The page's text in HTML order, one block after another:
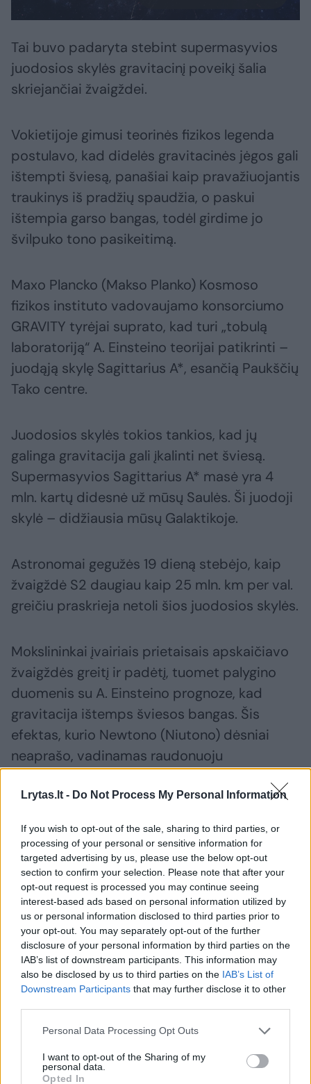
Lrytas.lt - Do Not Process My Personal Information
If you wish to opt-out of the sale, sharing to third parties, or
processing of your personal or sensitive information for
targeted advertising by us, please use the below opt-out
section to confirm your selection. Please note that after your
opt-out request is processed you may continue seeing
interest-based ads based on personal information utilized by
us or personal information disclosed to third parties prior to
your opt-out. You may separately opt-out of the further
disclosure of your personal information by third parties on the
IAB’s list of downstream participants. This information may
also be disclosed by us to third parties on the IAB’s List of
Downstream Participants that may further disclose it to other
Personal Data Processing Opt Outs
I want to opt-out of the Sharing of my
personal data.
Opted In
Tai buvo padaryta stebint supermasyvios
juodosios skylės gravitacinį poveikį šalia
skriejančiai žvaigždei.
Vokietijoje gimusi teorinės fizikos legenda
postulavo, kad didelės gravitacinės jėgos gali
ištempti šviesą, panašiai kaip pravažiuojantis
traukinys iš pradžių spaudžia, o paskui
ištempia garso bangas, todėl girdime jo
švilpuko tono pasikeitimą.
Maxo Plancko (Makso Planko) Kosmoso
fizikos instituto vadovaujamo konsorciumo
GRAVITY tyrėjai suprato, kad turi „tobulą
laboratoriją“ A. Einsteino teorijai patikrinti –
juodąją skylę Sagittarius A*, esančią Paukščių
Tako centre.
Juodosios skylės tokios tankios, kad jų
galinga gravitacija gali įkalinti net šviesą.
Supermasyvios Sagittarius A* masė yra 4
mln. kartų didesnė už mūsų Saulės. Ši juodoji
skylė – didžiausia mūsų Galaktikoje.
Astronomai gegužės 19 dieną stebėjo, kaip
žvaigždė S2 daugiau kaip 25 mln. km per val.
greičiu praskrieja netoli šios juodosios skylės.
Mokslininkai įvairiais prietaisais apskaičiavo
žvaigždės greitį ir padėtį, tuomet palygino
duomenis su A. Einsteino prognoze, kad
gravitacija ištemps šviesos bangas. Šis
efektas, kurio Newtono (Niutono) dėsniai
neaprašo, vadinamas raudonuoju
„Rezultatai tobulai atitinka Bendrąją
reliatyvumo teoriją“ ir yra „didelis proveržis,
siekiant geriau suprasti stiprių gravitacinių
laukų poveikį“, pažymėjo tyrėjų komanda. Šio
tyrimo išvados skelbiamos penktadienį
pasirodžiusiame žurnalo „Astronomy &
Astrophysics“ numeryje.
Mokslininkai tokį efektą išmatavo pirmą
kartą.
Europos Pietų observatorija (ESO),